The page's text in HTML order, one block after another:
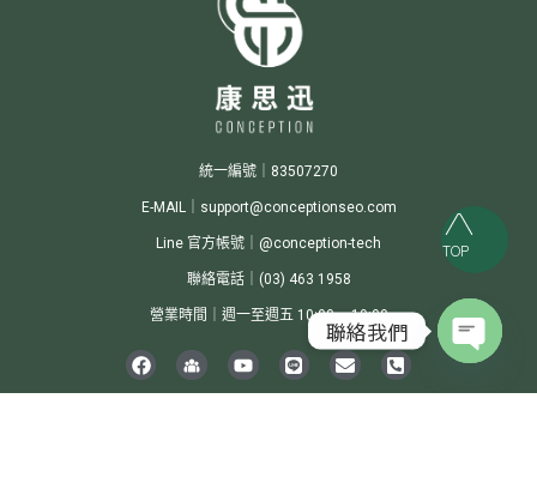
TOP
統一編號｜83507270
E-MAIL｜support@conceptionseo.com
Line 官方帳號｜@conception-tech
聯絡電話｜(03) 463 1958
營業時間｜週一至週五 10:00 ~ 19:00
聯絡我們